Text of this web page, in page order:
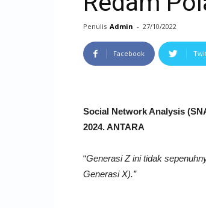
Penulis Admin - 27/10/2022
Facebook
Social Network Analysis
2024. ANTARA
“Generasi Z ini tidak
Generasi X).”